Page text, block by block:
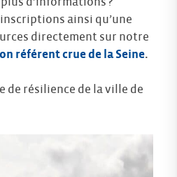
ainsi qu’une
directement sur notre
référent crue de la Seine.
de résilience de la ville de